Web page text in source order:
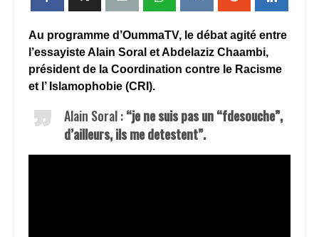
Au programme d’OummaTV, le débat agité entre
l’essayiste Alain Soral et Abdelaziz Chaambi,
président de la Coordination contre le Racisme
et l’ Islamophobie (CRI).
Alain Soral :“je ne suis pas un “fdesouche”,
d’ailleurs, ils me detestent”.